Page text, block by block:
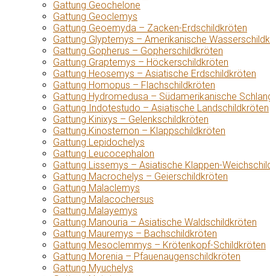
Gattung Geochelone
Gattung Geoclemys
Gattung Geoemyda – Zacken-Erdschildkröten
Gattung Glyptemys – Amerikanische
Gattung Gopherus – Gopherschildkröten
Gattung Graptemys – Höckerschildkröten
Gattung Heosemys – Asiatische Erdschildkröten
Gattung Homopus – Flachschildkröten
Gattung Hydromedusa – Südamerikanische
Gattung Indotestudo – Asiatische Landschildkröten
Gattung Kinixys – Gelenkschildkröten
Gattung Kinosternon – Klappschildkröten
Gattung Lepidochelys
Gattung Leucocephalon
Gattung Lissemys – Asiatische Klappen-
Gattung Macrochelys – Geierschildkröten
Gattung Malaclemys
Gattung Malacochersus
Gattung Malayemys
Gattung Manouria – Asiatische Waldschildkröten
Gattung Mauremys – Bachschildkröten
Gattung Mesoclemmys – Krötenkopf-Schildkröten
Gattung Morenia – Pfauenaugenschildkröten
Gattung Myuchelys